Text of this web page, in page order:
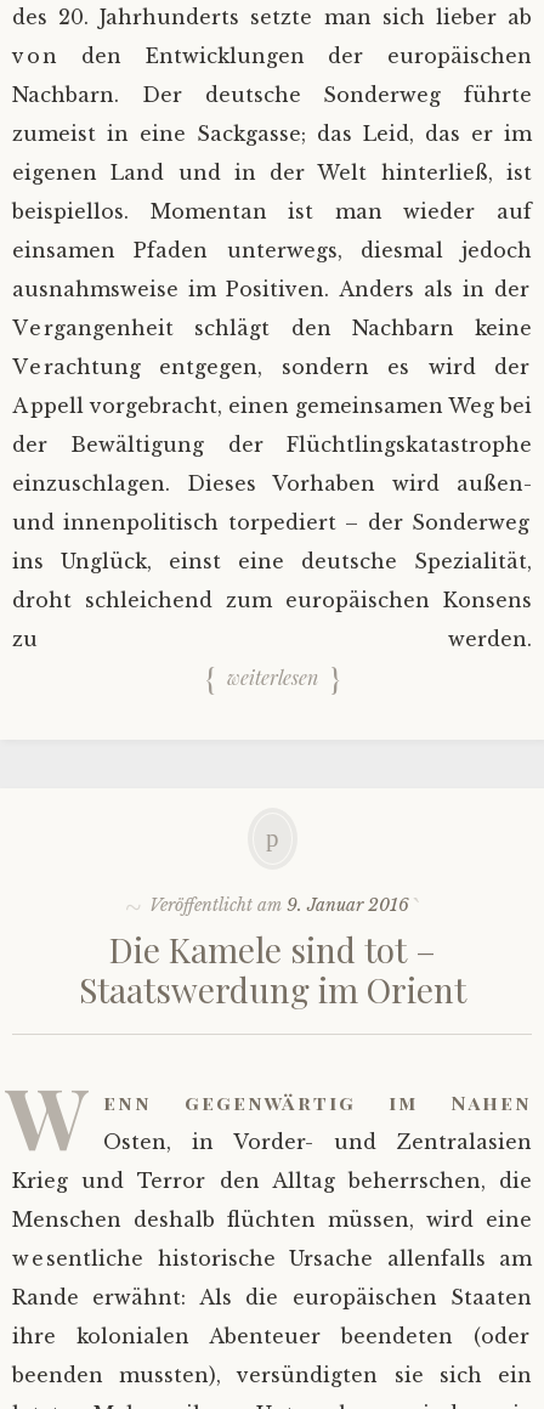
des 20. Jahrhunderts setzte man sich lieber ab
von den Entwicklungen der europäischen
Nachbarn. Der deutsche Sonderweg führte
zumeist in eine Sackgasse; das Leid, das er im
eigenen Land und in der Welt hinterließ, ist
beispiellos. Momentan ist man wieder auf
einsamen Pfaden unterwegs, diesmal jedoch
ausnahmsweise im Positiven. Anders als in der
Vergangenheit schlägt den Nachbarn keine
Verachtung entgegen, sondern es wird der
Appell vorgebracht, einen gemeinsamen Weg bei
der Bewältigung der Flüchtlingskatastrophe
einzuschlagen. Dieses Vorhaben wird außen-
und innenpolitisch torpediert – der Sonderweg
ins Unglück, einst eine deutsche Spezialität,
droht schleichend zum europäischen Konsens
zu werden.
weiterlesen
Veröffentlicht am 9. Januar 2016
Die Kamele sind tot –
Staatswerdung im Orient
W enn gegenwärtig im Nahen
Osten, in Vorder- und Zentralasien
Krieg und Terror den Alltag beherrschen, die
Menschen deshalb flüchten müssen, wird eine
wesentliche historische Ursache allenfalls am
Rande erwähnt: Als die europäischen Staaten
ihre kolonialen Abenteuer beendeten (oder
beenden mussten), versündigten sie sich ein